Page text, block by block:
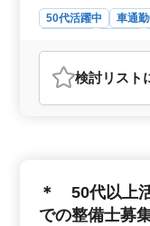
50代活躍中 車通
おすすめポイント
〈整備士募集〉
は、整備士さんを
備業務を担当し、
修などの仕事を行
項＞ 3級自動車整
5年以上ある方が対
検討リスト
＊ 50代以上
での整備士募